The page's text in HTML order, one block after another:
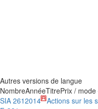
Autres versions de langue
NombreAnnéeTitrePrix /
SIA 2612014 Actions sur les